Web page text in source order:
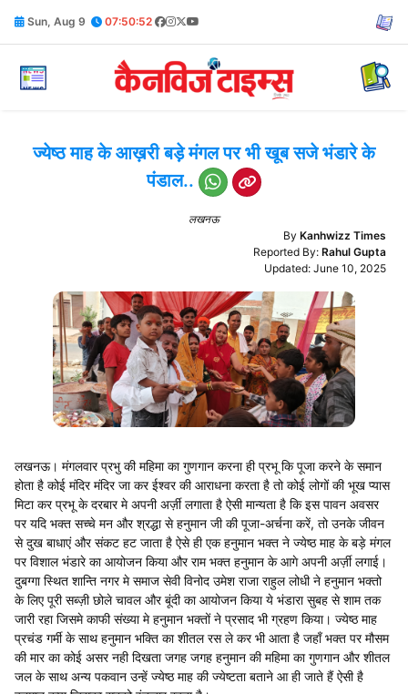
Sun, Aug 9 07:50:53
ज्येष्ठ माह के आख़री बड़े मंगल पर भी खूब सजे भंडारे के
पंडाल..
लखनऊ
By Kanhwizz Times
Reported By: Rahul Gupta
Updated: June 10, 2025
लखनऊ। मंगलवार प्रभु की महिमा का गुणगान करना ही प्रभू कि पूजा करने के समान
होता है कोई मंदिर मंदिर जा कर ईश्वर की आराधना करता है तो कोई लोगों की भूख प्यास
मिटा कर प्रभू के दरबार मे अपनी अर्ज़ी लगाता है ऐसी मान्यता है कि इस पावन अवसर
पर यदि भक्त सच्चे मन और श्रद्धा से हनुमान जी की पूजा-अर्चना करें, तो उनके जीवन
से दुख बाधाएं और संकट हट जाता है ऐसे ही एक हनुमान भक्त ने ज्येष्ठ माह के बड़े मंगल
पर विशाल भंडारे का आयोजन किया और राम भक्त हनुमान के आगे अपनी अर्ज़ी लगाई।
दुबग्गा स्थित शान्ति नगर मे समाज सेवी विनोद उमेश राजा राहुल लोधी ने हनुमान भक्तो
के लिए पूरी सब्ज़ी छोले चावल और बूंदी का आयोजन किया ये भंडारा सुबह से शाम तक
जारी रहा जिसमे काफी संख्या मे हनुमान भक्तों ने प्रसाद भी ग्रहण किया। ज्येष्ठ माह
प्रचंड गर्मी के साथ हनुमान भक्ति का शीतल रस ले कर भी आता है जहाँ भक्त पर मौसम
की मार का कोई असर नही दिखता जगह जगह हनुमान की महिमा का गुणगान और शीतल
जल के साथ अन्य पकवान उन्हें ज्येष्ठ माह की ज्येष्टता बताने आ ही जाते हैं ऐसी है